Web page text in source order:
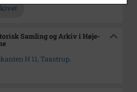
Samling og Arkiv i Høje-
H 11, Taastrup.